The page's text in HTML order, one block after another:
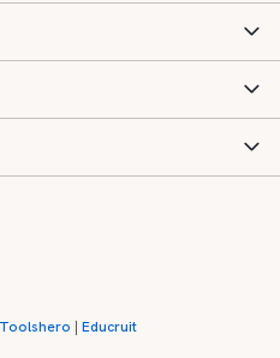
Toolshero |Educruit